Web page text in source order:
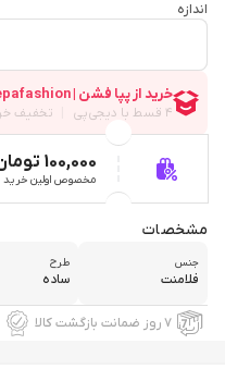
اندازه
100,000 تومان
مخصوص اولین خرید
مشخصات
جنس
فلامنت
طرح
ساده
۷ روز ضمانت بازگشت کالا